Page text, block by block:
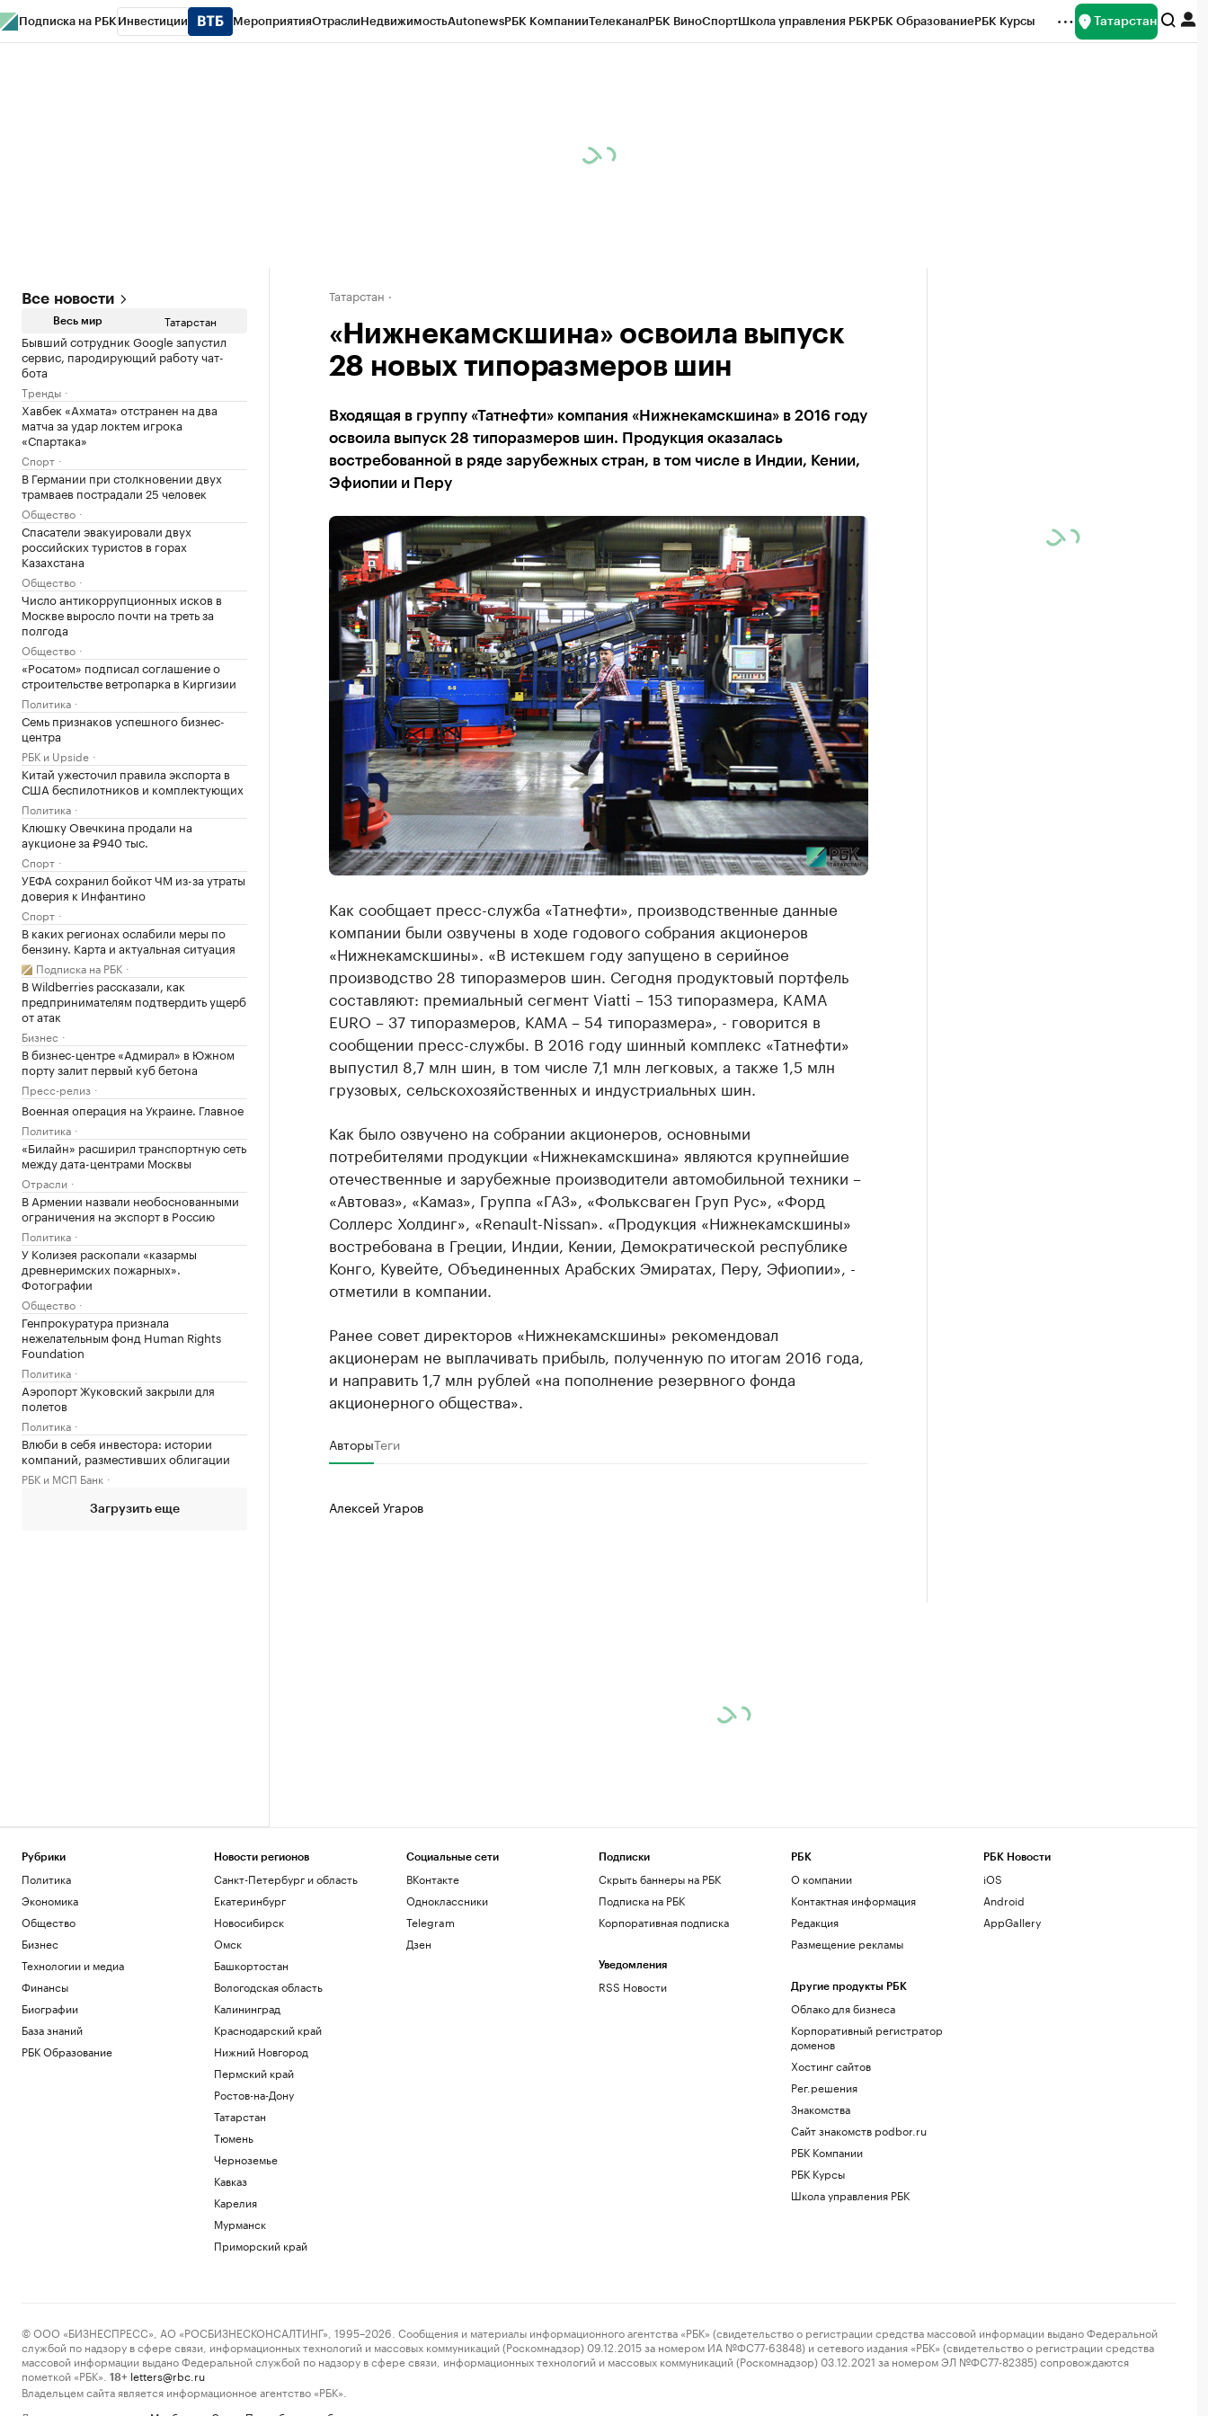
Подписка на РБК Инвестиции МероприятияОтраслиНедвижимостьAutonewsРБК КомпанииТелеканалРБК ВиноСпортШкола управления РБКРБК ОбразованиеРБК Курсы Татарстан
Все новости
Весь мир Татарстан
Бывший сотрудник Google запустил
сервис, пародирующий работу чат-
бота
Тренды
Хавбек «Ахмата» отстранен на два
матча за удар локтем игрока
«Спартака»
Спорт
В Германии при столкновении двух
трамваев пострадали 25 человек
Общество
Спасатели эвакуировали двух
российских туристов в горах
Казахстана
Общество
Число антикоррупционных исков в
Москве выросло почти на треть за
полгода
Общество
«Росатом» подписал соглашение о
строительстве ветропарка в Киргизии
Политика
Семь признаков успешного бизнес-
центра
РБК и Upside
Китай ужесточил правила экспорта в
США беспилотников и комплектующих
Политика
Клюшку Овечкина продали на
аукционе за ₽940 тыс.
Спорт
УЕФА сохранил бойкот ЧМ из-за утраты
доверия к Инфантино
Спорт
В каких регионах ослабили меры по
бензину. Карта и актуальная ситуация
Подписка на РБК
В Wildberries рассказали, как
предпринимателям подтвердить ущерб
от атак
Бизнес
В бизнес-центре «Адмирал» в Южном
порту залит первый куб бетона
Пресс-релиз
Военная операция на Украине. Главное
Политика
«Билайн» расширил транспортную сеть
между дата-центрами Москвы
Отрасли
В Армении назвали необоснованными
ограничения на экспорт в Россию
Политика
У Колизея раскопали «казармы
древнеримских пожарных».
Фотографии
Общество
Генпрокуратура признала
нежелательным фонд Human Rights
Foundation
Политика
Аэропорт Жуковский закрыли для
полетов
Политика
Влюби в себя инвестора: истории
компаний, разместивших облигации
РБК и МСП Банк
Загрузить еще
Татарстан
«Нижнекамскшина» освоила выпуск
28 новых типоразмеров шин
Входящая в группу «Татнефти» компания «Нижнекамскшина» в 2016 году
освоила выпуск 28 типоразмеров шин. Продукция оказалась
востребованной в ряде зарубежных стран, в том числе в Индии, Кении,
Эфиопии и Перу
Как сообщает пресс-служба «Татнефти», производственные данные
компании были озвучены в ходе годового собрания акционеров
«Нижнекамскшины». «В истекшем году запущено в серийное
производство 28 типоразмеров шин. Сегодня продуктовый портфель
составляют: премиальный сегмент Viatti – 153 типоразмера, KAMA
EURO – 37 типоразмеров, КАМА – 54 типоразмера», - говорится в
сообщении пресс-службы. В 2016 году шинный комплекс «Татнефти»
выпустил 8,7 млн шин, в том числе 7,1 млн легковых, а также 1,5 млн
грузовых, сельскохозяйственных и индустриальных шин.
Как было озвучено на собрании акционеров, основными
потребителями продукции «Нижнекамскшина» являются крупнейшие
отечественные и зарубежные производители автомобильной техники –
«Автоваз», «Камаз», Группа «ГАЗ», «Фольксваген Груп Рус», «Форд
Соллерс Холдинг», «Renault-Nissan». «Продукция «Нижнекамскшины»
востребована в Греции, Индии, Кении, Демократической республике
Конго, Кувейте, Объединенных Арабских Эмиратах, Перу, Эфиопии», -
отметили в компании.
Ранее совет директоров «Нижнекамскшины» рекомендовал
акционерам не выплачивать прибыль, полученную по итогам 2016 года,
и направить 1,7 млн рублей «на пополнение резервного фонда
акционерного общества».
АвторыТеги
Алексей Угаров
Рубрики
Политика
Экономика
Общество
Бизнес
Технологии и медиа
Финансы
Биографии
База знаний
РБК Образование
Новости регионов
Санкт-Петербург и область
Екатеринбург
Новосибирск
Омск
Башкортостан
Вологодская область
Калининград
Краснодарский край
Нижний Новгород
Пермский край
Ростов-на-Дону
Татарстан
Тюмень
Черноземье
Кавказ
Карелия
Мурманск
Приморский край
Социальные сети
ВКонтакте
Одноклассники
Telegram
Дзен
Подписки
Скрыть баннеры на РБК
Подписка на РБК
Корпоративная подписка
Уведомления
RSS Новости
РБК
О компании
Контактная информация
Редакция
Размещение рекламы
Другие продукты РБК
Облако для бизнеса
Корпоративный регистратор
доменов
Хостинг сайтов
Рег.решения
Знакомства
Сайт знакомств podbor.ru
РБК Компании
РБК Курсы
Школа управления РБК
РБК Новости
iOS
Android
AppGallery
© ООО «БИЗНЕСПРЕСС», АО «РОСБИЗНЕСКОНСАЛТИНГ», 1995–2026. Сообщения и материалы информационного агентства «РБК» (свидетельство о регистрации средства массовой информации выдано Федеральной
службой по надзору в сфере связи, информационных технологий и массовых коммуникаций (Роскомнадзор) 09.12.2015 за номером ИА №ФС77-63848) и сетевого издания «РБК» (свидетельство о регистрации средства
массовой информации выдано Федеральной службой по надзору в сфере связи, информационных технологий и массовых коммуникаций (Роскомнадзор) 03.12.2021 за номером ЭЛ №ФС77-82385) сопровождаются
пометкой «РБК».
18+ letters@rbc.ru
Владельцем сайта является информационное агентство «РБК».